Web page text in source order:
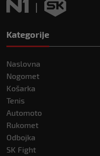
Kategorije
Naslovna
Nogomet
Košarka
Tenis
Automoto
Rukomet
Odbojka
SK Fight